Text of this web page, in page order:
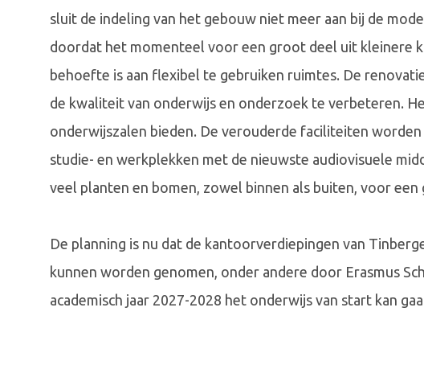
sluit de indeling van het gebouw niet meer aan bij de
doordat het momenteel voor een groot deel uit kleinere
behoefte is aan flexibel te gebruiken ruimtes. De
de kwaliteit van onderwijs en onderzoek te verbeteren.
onderwijszalen bieden. De verouderde faciliteiten
studie- en werkplekken met de nieuwste audiovisuele
veel planten en bomen, zowel binnen als buiten, voor
De planning is nu dat de kantoorverdiepingen van
kunnen worden genomen, onder andere door Erasmus
academisch jaar 2027-2028 het onderwijs van start kan